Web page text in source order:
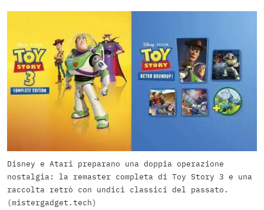
Disney e Atari preparano una doppia operazione
nostalgia: la remaster completa di Toy Story 3 e una
raccolta retrò con undici classici del passato.
(mistergadget.tech)